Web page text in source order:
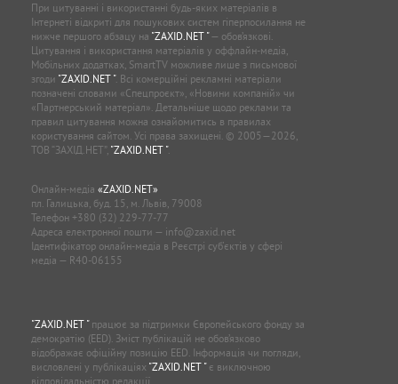
При цитуванні і використанні будь-яких матеріалів в
Інтернеті відкриті для пошукових систем гіперпосилання не
нижче першого абзацу на "ZAXID.NET "— обов’язкові.
Цитування і використання матеріалів у оффлайн-медіа,
Мобільних додатках, SmartTV можливе лише з письмової
згоди "ZAXID.NET ". Всі комерційні рекламні матеріали
позначені словами «Спецпроєкт», «Новини компаній» чи
«Партнерський матеріал». Детальніше щодо реклами та
правил цитування можна ознайомитись в правилах
користування сайтом. Усі права захищені. © 2005—2026,
ТОВ “ЗАХІД.НЕТ”, "ZAXID.NET ".
Онлайн-медіа «ZAXID.NET»
пл. Галицька, буд. 15, м. Львів, 79008
Телефон +380 (32) 229-77-77
Адреса електронної пошти — info@zaxid.net
Ідентифікатор онлайн-медіа в Реєстрі суб'єктів у сфері
медіа — R40-06155
"ZAXID.NET "працює за підтримки Європейського фонду за
демократію (EED). Зміст публікацій не обов’язково
відображає офіційну позицію EED. Інформація чи погляди,
висловлені у публікаціях "ZAXID.NET "є виключною
відповідальністю редакції.